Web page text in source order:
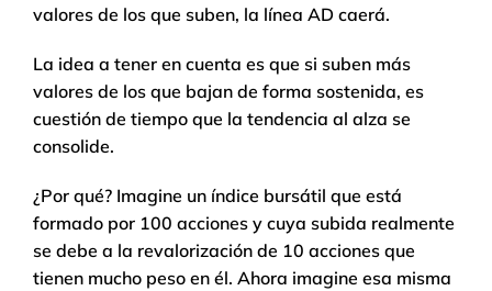
valores de los que suben, la línea AD caerá.
La idea a tener en cuenta es que si suben más
valores de los que bajan de forma sostenida, es
cuestión de tiempo que la tendencia al alza se
consolide.
¿Por qué? Imagine un índice bursátil que está
formado por 100 acciones y cuya subida realmente
se debe a la revalorización de 10 acciones que
tienen mucho peso en él. Ahora imagine esa misma